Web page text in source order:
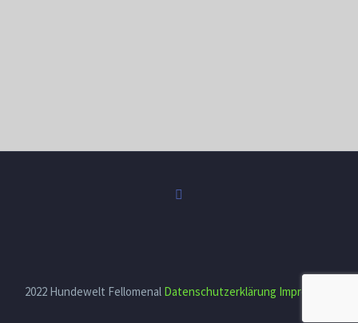
2022 Hundewelt Fellomenal Datenschutzerklärung Impressum